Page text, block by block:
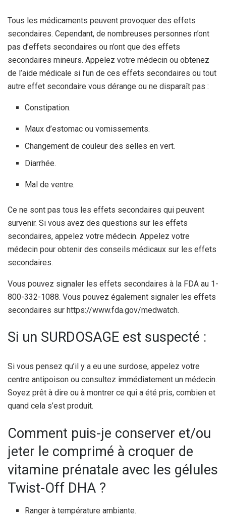
Tous les médicaments peuvent provoquer des effets
secondaires. Cependant, de nombreuses personnes n’ont
pas d’effets secondaires ou n’ont que des effets
secondaires mineurs. Appelez votre médecin ou obtenez
de l’aide médicale si l’un de ces effets secondaires ou tout
autre effet secondaire vous dérange ou ne disparaît pas :
Constipation.
Maux d’estomac ou vomissements.
Changement de couleur des selles en vert.
Diarrhée.
Mal de ventre.
Ce ne sont pas tous les effets secondaires qui peuvent
survenir. Si vous avez des questions sur les effets
secondaires, appelez votre médecin. Appelez votre
médecin pour obtenir des conseils médicaux sur les effets
secondaires.
Vous pouvez signaler les effets secondaires à la FDA au 1-
800-332-1088. Vous pouvez également signaler les effets
secondaires sur https://www.fda.gov/medwatch.
Si un SURDOSAGE est suspecté :
Si vous pensez qu’il y a eu une surdose, appelez votre
centre antipoison ou consultez immédiatement un médecin.
Soyez prêt à dire ou à montrer ce qui a été pris, combien et
quand cela s’est produit.
Comment puis-je conserver et/ou
jeter le comprimé à croquer de
vitamine prénatale avec les gélules
Twist-Off DHA ?
Ranger à température ambiante.